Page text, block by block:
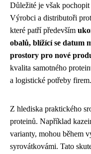
Důležité je však
Výrobci a distributoři
které patří především
obalů, blížící se datum
prostory pro nové
kvalita samotného
a logistické potřeby firem.
Z hlediska praktického
proteinů. Například
varianty, mohou během
syrovátkovámi. Tato